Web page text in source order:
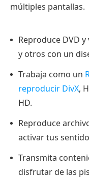
múltiples pantallas.
Reproduce DVD y
y otros con un
Trabaja como un
reproducir DivX,
HD.
Reproduce
activar tus
Transmita
disfrutar de las